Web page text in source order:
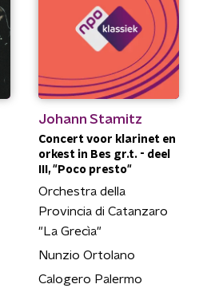
Johann Stamitz
Concert voor klarinet en
orkest in Bes gr.t. - deel
III, "Poco presto"
Orchestra della
Provincia di Catanzaro
"La Grecìa"
Nunzio Ortolano
Calogero Palermo